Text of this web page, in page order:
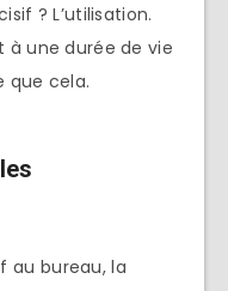
? L’utilisation.
à une durée de vie
que cela.
au bureau, la